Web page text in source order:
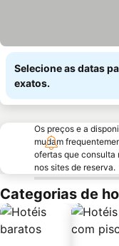
Selecione as datas
exatos.
Os preços e a
mudam
ofertas que consulta
nos sites de reserva.
Categorias de